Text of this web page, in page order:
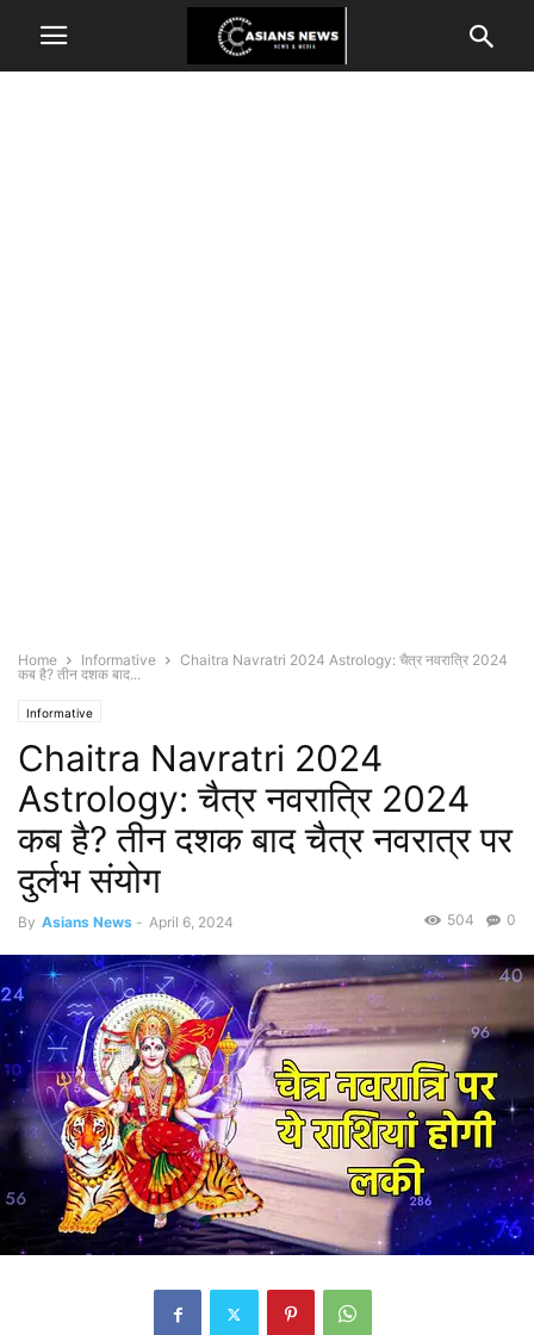
Home Informative
Chaitra Navratri 2024 Astrology: चैत्र नवरात्रि 2024
कब है? तीन दशक बाद...
Informative
Chaitra Navratri 2024
Astrology: चैत्र नवरात्रि 2024
कब है? तीन दशक बाद चैत्र नवरात्र पर
दुर्लभ संयोग
By Asians News - April 6, 2024 0
504